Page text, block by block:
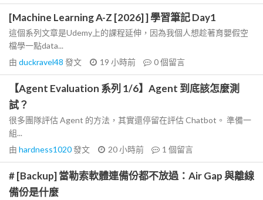
[Machine Learning A-Z [2026] ] 學習筆記 Day1
這個系列文章是Udemy上的課程延伸，因為我個人想趁著育嬰假空
檔學一點data...
由 duckravel48 發文 19 小時前 0個留言
【Agent Evaluation 系列 1/6】Agent 到底該怎麼測
試？
很多團隊評估 Agent 的方法，其實還停留在評估 Chatbot。 準備一
組...
由 hardness1020發文 20 小時前 1 個留言
# [Backup] 當勒索軟體連備份都不放過：Air Gap 與離線
備份是什麼